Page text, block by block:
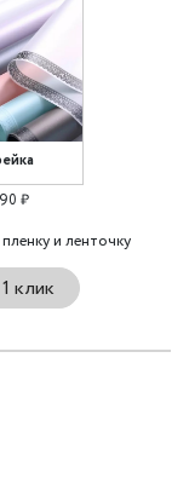
₽
и ленточку
клик